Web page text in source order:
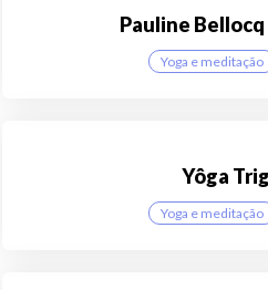
Pauline Bellocq
Yoga e meditação
Yôga
Yoga e meditação